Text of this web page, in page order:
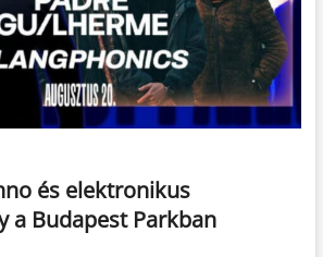
és elektronikus
a Budapest Parkban